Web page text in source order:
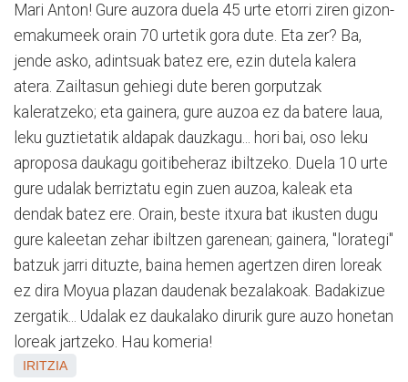
Mari Anton! Gure auzora duela 45 urte etorri ziren gizon-
emakumeek orain 70 urtetik gora dute. Eta zer? Ba,
jende asko, adintsuak batez ere, ezin dutela kalera
atera. Zailtasun gehiegi dute beren gorputzak
kaleratzeko; eta gainera, gure auzoa ez da batere laua,
leku guztietatik aldapak dauzkagu... hori bai, oso leku
aproposa daukagu goitibeheraz ibiltzeko. Duela 10 urte
gure udalak berriztatu egin zuen auzoa, kaleak eta
dendak batez ere. Orain, beste itxura bat ikusten dugu
gure kaleetan zehar ibiltzen garenean; gainera, "lorategi"
batzuk jarri dituzte, baina hemen agertzen diren loreak
ez dira Moyua plazan daudenak bezalakoak. Badakizue
zergatik... Udalak ez daukalako dirurik gure auzo honetan
loreak jartzeko. Hau komeria!
IRITZIA